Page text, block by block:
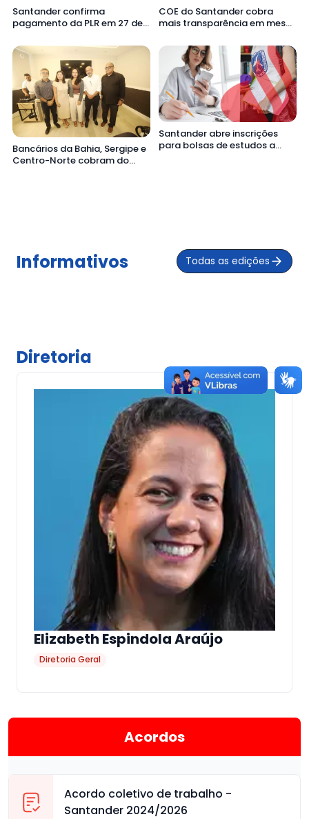
Santander confirma
pagamento da PLR em 27 de
Contraf-CUT
COE do Santander cobra
mais transparência em mesa
segurança bancária
Bancários da Bahia, Sergipe e
Centro-Norte cobram do
Santander abre inscrições
para bolsas de estudos a
Informativos Todas as edições
Diretoria
Elizabeth Espindola Araújo
Diretoria Geral
Acordos
Acordo coletivo de trabalho -
Santander 2024/2026